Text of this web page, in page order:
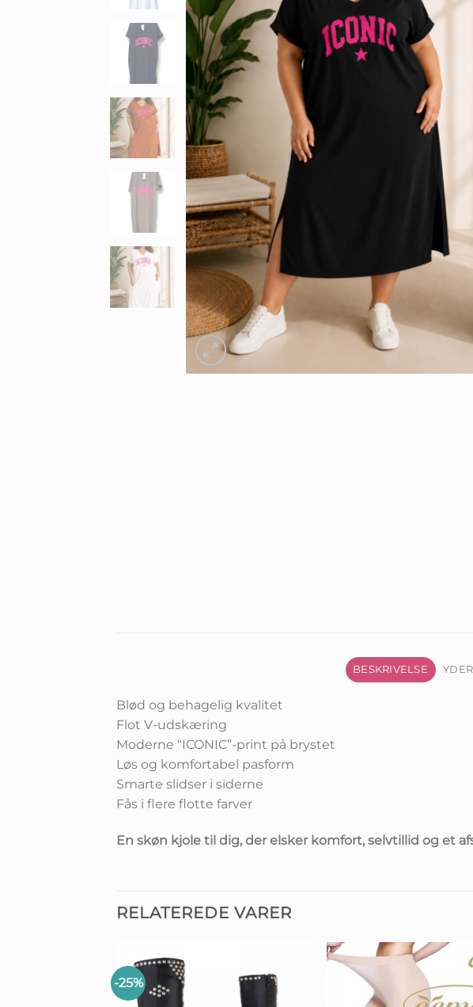
BESKRIVELSE
Blød og behagelig kvalitet
Flot V-udskæring
Moderne “ICONIC”-print på brystet
Løs og komfortabel pasform
Smarte slidser i siderne
Fås i flere flotte farver
En skøn kjole til dig, der elsker komfort, selvtillid og et
RELATEREDE VARER
-25%